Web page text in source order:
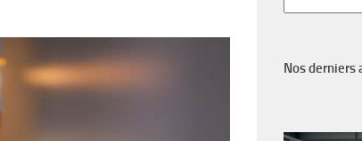
Nos derniers